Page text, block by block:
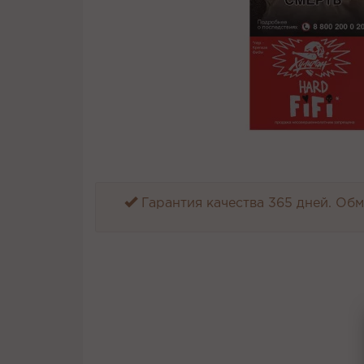
Гарантия качества 365 дней.